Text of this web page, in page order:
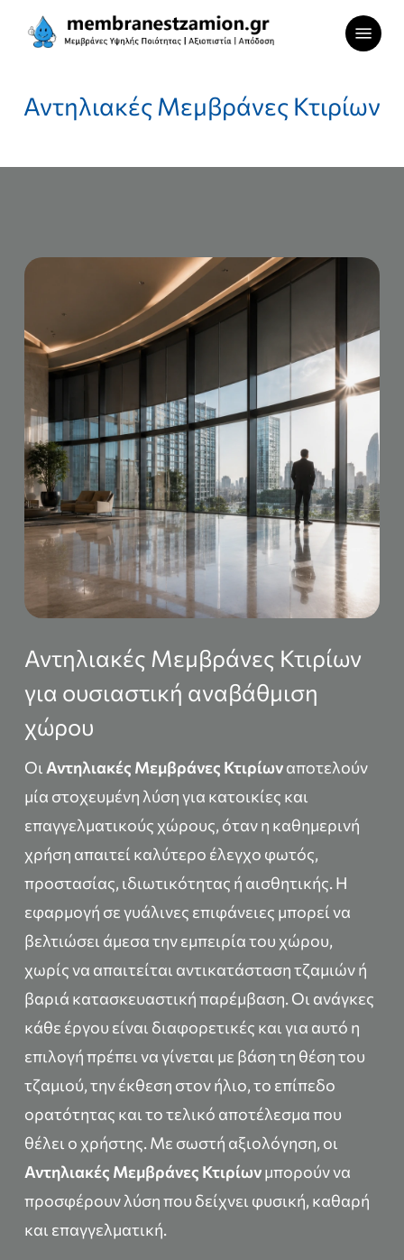
Menu
Αντηλιακές Μεμβράνες Κτιρίων
Αντηλιακές Μεμβράνες Κτιρίων
για ουσιαστική αναβάθμιση
χώρου
Οι Αντηλιακές Μεμβράνες Κτιρίωναποτελούν
μία στοχευμένη λύση για κατοικίες και
επαγγελματικούς χώρους, όταν η καθημερινή
χρήση απαιτεί καλύτερο έλεγχο φωτός,
προστασίας, ιδιωτικότητας ή αισθητικής. Η
εφαρμογή σε γυάλινες επιφάνειες μπορεί να
βελτιώσει άμεσα την εμπειρία του χώρου,
χωρίς να απαιτείται αντικατάσταση τζαμιών ή
βαριά κατασκευαστική παρέμβαση. Οι ανάγκες
κάθε έργου είναι διαφορετικές και για αυτό η
επιλογή πρέπει να γίνεται με βάση τη θέση του
τζαμιού, την έκθεση στον ήλιο, το επίπεδο
ορατότητας και το τελικό αποτέλεσμα που
θέλει ο χρήστης. Με σωστή αξιολόγηση, οι
Αντηλιακές Μεμβράνες Κτιρίωνμπορούν να
προσφέρουν λύση που δείχνει φυσική, καθαρή
και επαγγελματική.